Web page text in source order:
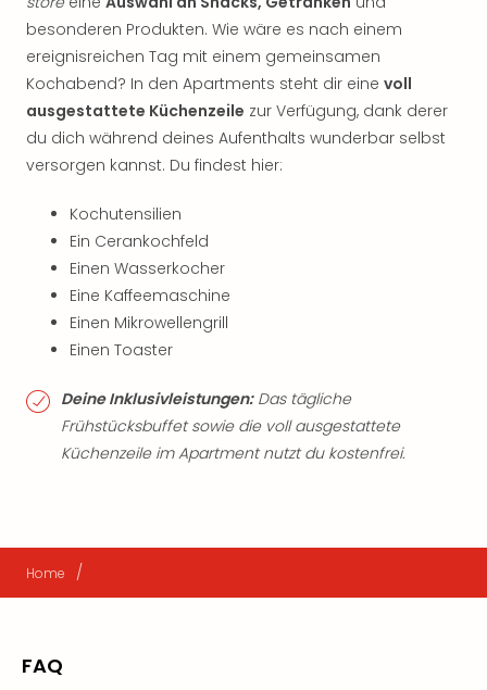
besonderen Produkten. Wie wäre es nach einem
ereignisreichen Tag mit einem gemeinsamen
Kochabend? In den Apartments steht dir eine voll
ausgestattete Küchenzeile zur Verfügung, dank derer
du dich während deines Aufenthalts wunderbar selbst
versorgen kannst. Du findest hier:
Kochutensilien
Ein Cerankochfeld
Einen Wasserkocher
Eine Kaffeemaschine
Einen Mikrowellengrill
Einen Toaster
Deine Inklusivleistungen:Das tägliche
Frühstücksbuffet sowie die voll ausgestattete
Küchenzeile im Apartment nutzt du kostenfrei.
Home /
FAQ